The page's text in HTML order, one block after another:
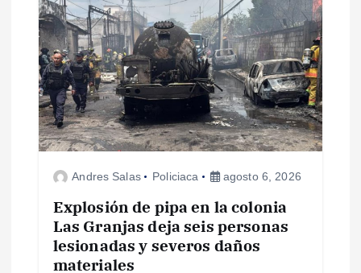
ó
n
d
e
Andres Salas Policiaca agosto 6, 2026
Explosión de pipa en la colonia
Las Granjas deja seis personas
lesionadas y severos daños
materiales